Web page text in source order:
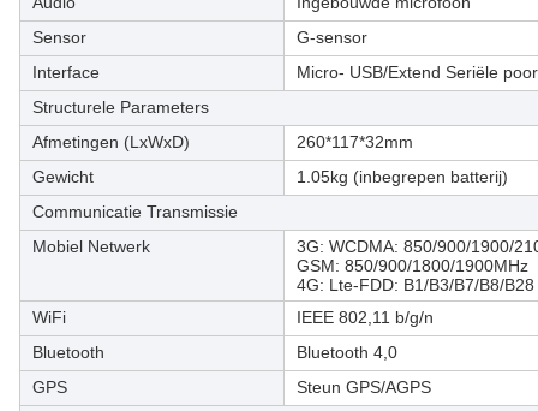
Sensor
G-sensor
Interface
Micro- USB/Extend Seriële
Structurele Parameters
Afmetingen (LxWxD)
260*117*32mm
Gewicht
1.05kg (inbegrepen batterij)
Communicatie Transmissie
Mobiel Netwerk
3G: WCDMA: 850/900/1900/
GSM: 850/900/1800/1900MHz
4G: Lte-FDD: B1/B3/B7/B8/
WiFi
IEEE 802,11 b/g/n
Bluetooth
Bluetooth 4,0
GPS
Steun GPS/AGPS